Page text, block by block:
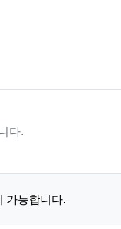
다.
가능합니다.